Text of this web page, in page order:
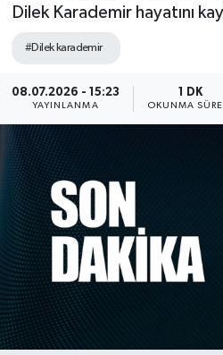
Dilek Karademir hayatını
#Dilek karademir
08.07.2026 - 15:23
YAYINLANMA
1 DK
OKUNMA
Gökçebey
Kilimli
Kozlu
Siyaset
SPOR
YAŞAM
Zonguldak
Süper Lig Puan Durumu
Son Dakika Haberleri
Haber Arşivi